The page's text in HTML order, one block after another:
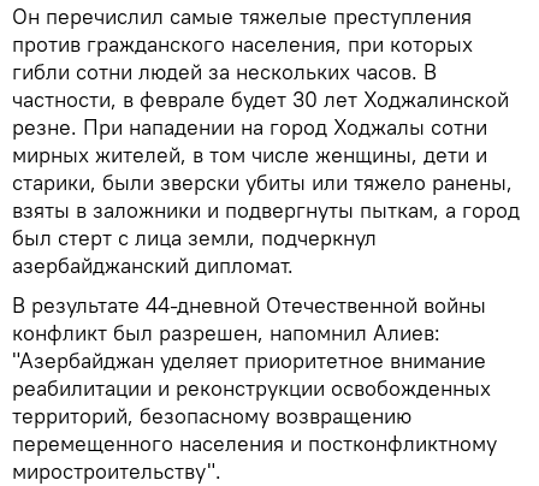
Он перечислил самые тяжелые преступления
против гражданского населения, при которых
гибли сотни людей за нескольких часов. В
частности, в феврале будет 30 лет Ходжалинской
резне. При нападении на город Ходжалы сотни
мирных жителей, в том числе женщины, дети и
старики, были зверски убиты или тяжело ранены,
взяты в заложники и подвергнуты пыткам, а город
был стерт с лица земли, подчеркнул
азербайджанский дипломат.
В результате 44-дневной Отечественной войны
конфликт был разрешен, напомнил Алиев:
"Азербайджан уделяет приоритетное внимание
реабилитации и реконструкции освобожденных
территорий, безопасному возвращению
перемещенного населения и постконфликтному
миростроительству".